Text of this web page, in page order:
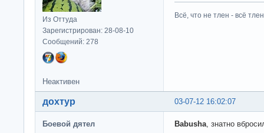
Из Оттуда
Зарегистрирован: 28-08-10
Сообщений: 278
Всё, что не тлен - всё
Неактивен
03-07-12 16:02:07
дохтур
Боевой дятел Babusha , знатно